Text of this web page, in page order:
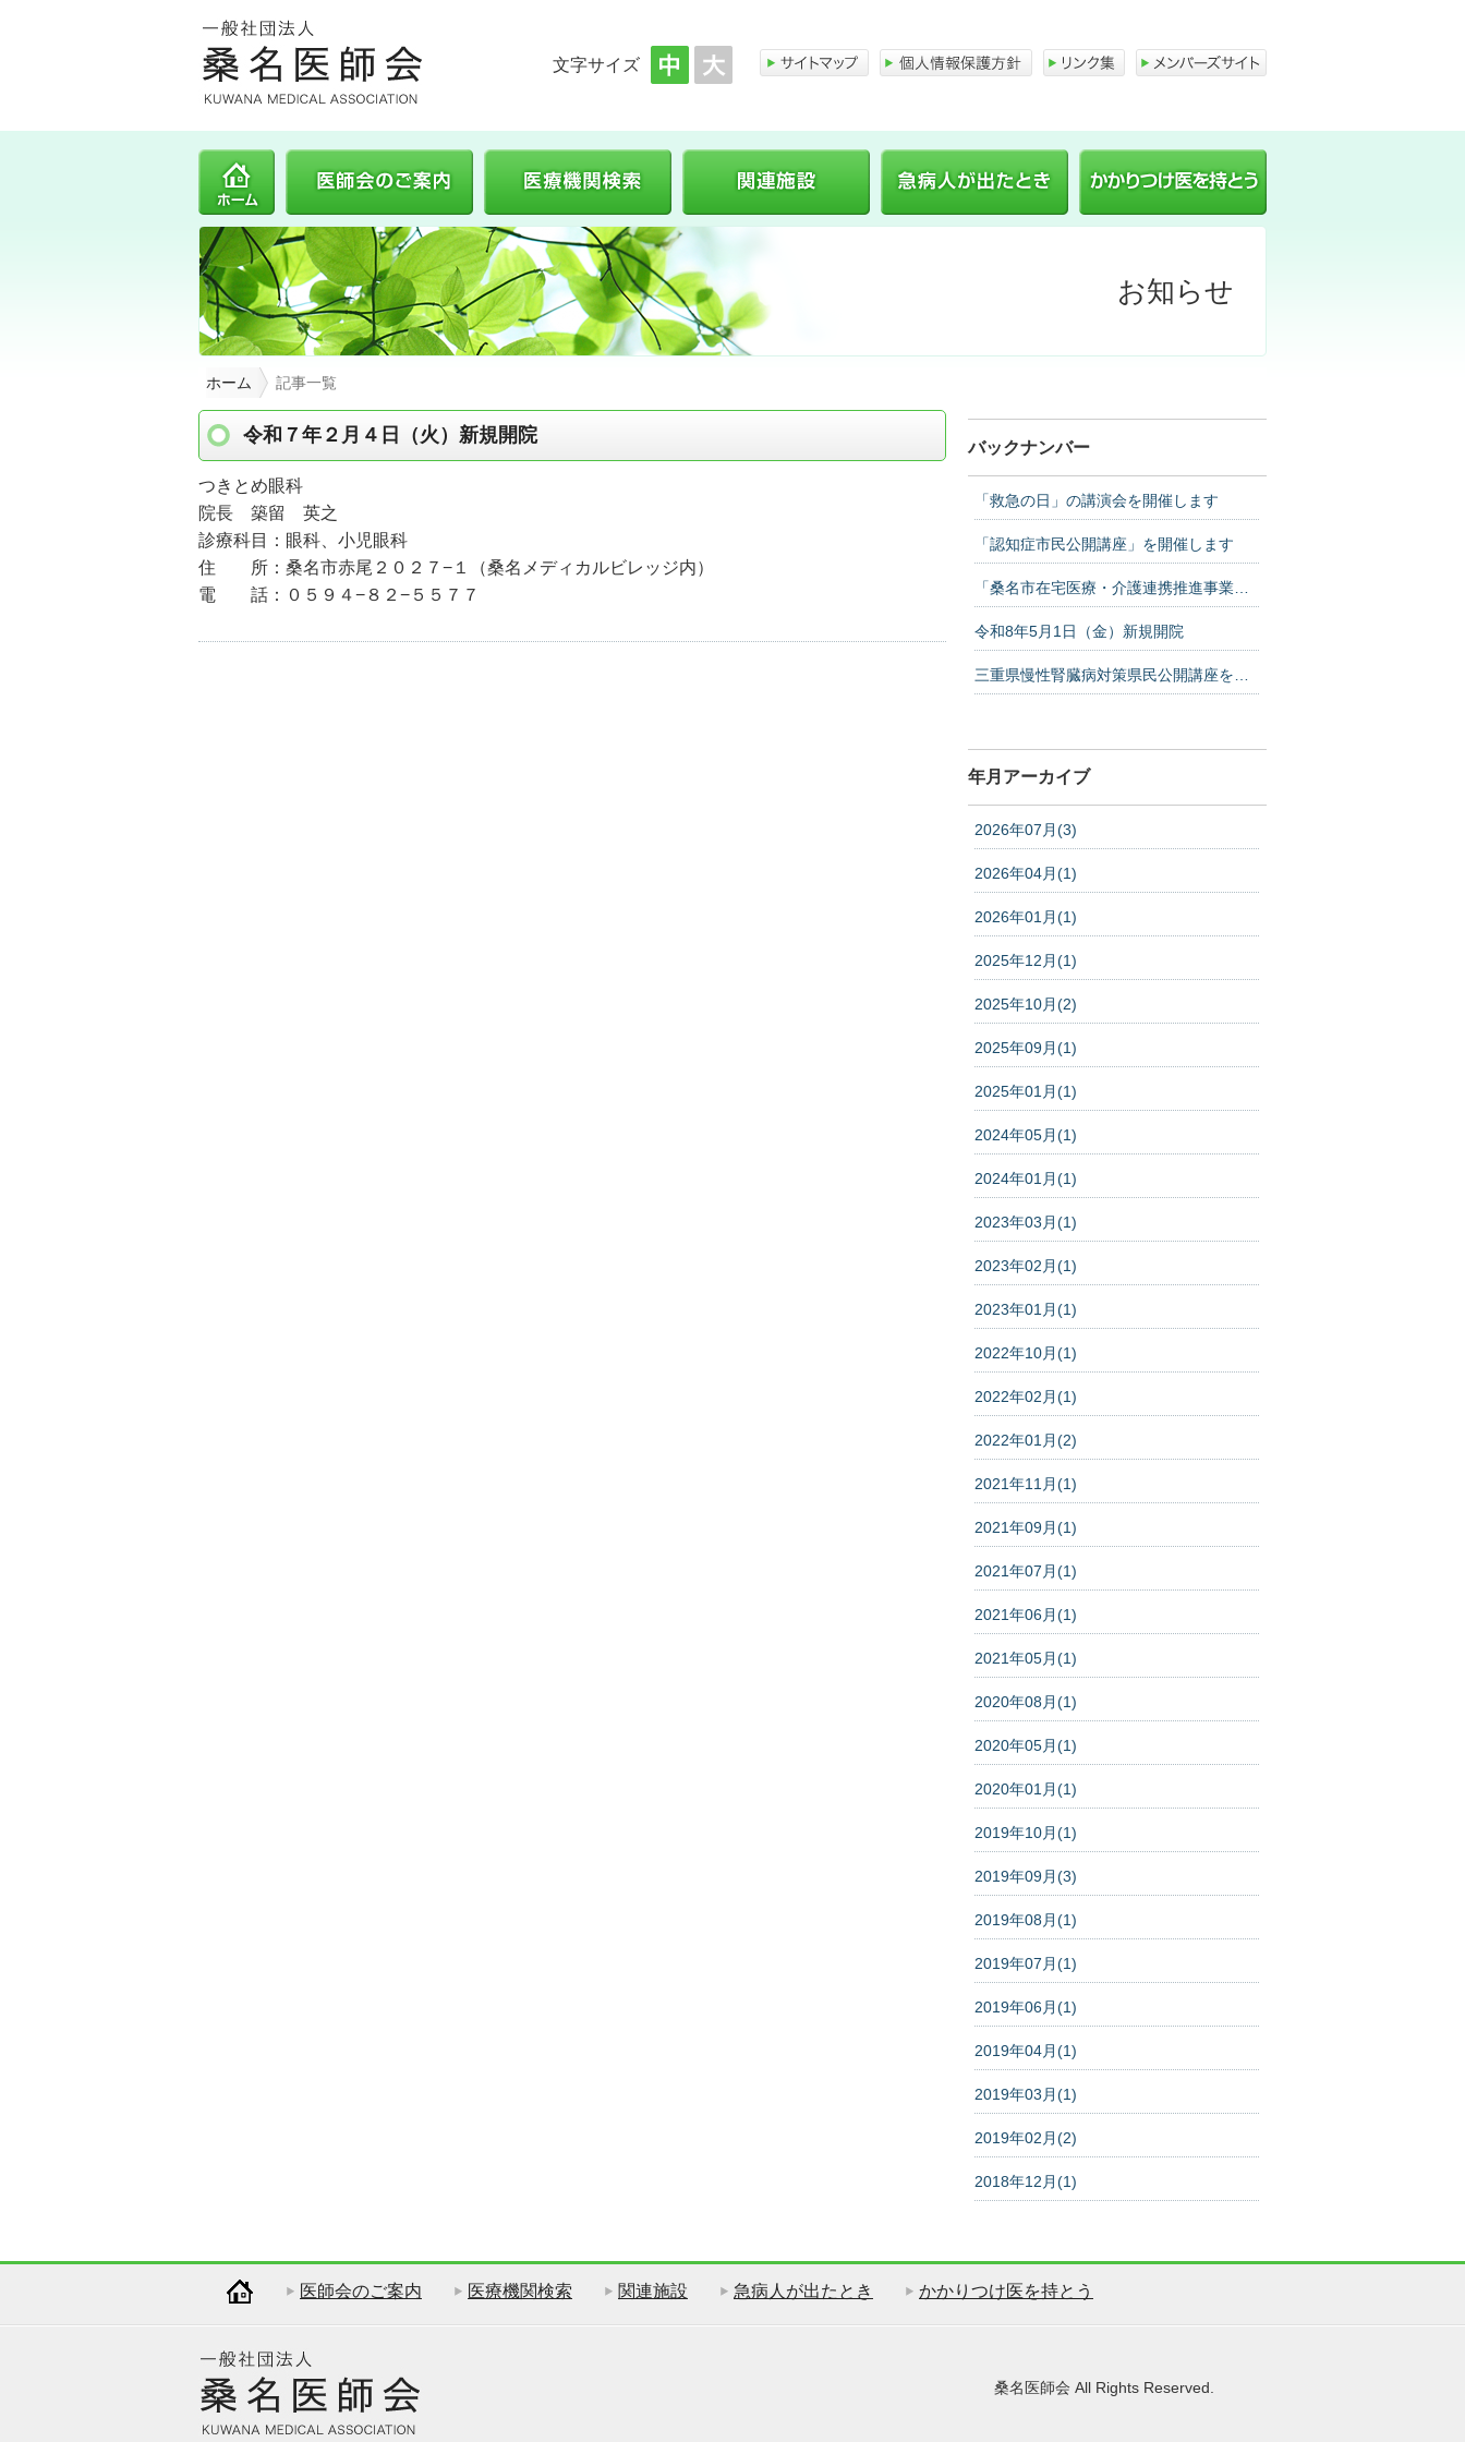
文字サイズ
お知らせ
ホーム 記事一覧
令和７年２月４日（火）新規開院
つきとめ眼科
院長 築留 英之
診療科目：眼科、小児眼科
住 所：桑名市赤尾２０２７−１（桑名メディカルビレッジ内）
電 話：０５９４−８２−５５７７
バックナンバー
「救急の日」の講演会を開催します
「認知症市民公開講座」を開催します
令和8年5月1日（金）新規開院
年月アーカイブ
2026年07月(3)
2026年04月(1)
2026年01月(1)
2025年12月(1)
2025年10月(2)
2025年09月(1)
2025年01月(1)
2024年05月(1)
2024年01月(1)
2023年03月(1)
2023年02月(1)
2023年01月(1)
2022年10月(1)
2022年02月(1)
2022年01月(2)
2021年11月(1)
2021年09月(1)
2021年07月(1)
2021年06月(1)
2021年05月(1)
2020年08月(1)
2020年05月(1)
2020年01月(1)
2019年10月(1)
2019年09月(3)
2019年08月(1)
2019年07月(1)
2019年06月(1)
2019年04月(1)
2019年03月(1)
2019年02月(2)
2018年12月(1)
医師会のご案内 医療機関検索 関連施設 急病人が出たとき かかりつけ医を持とう
桑名医師会 All Rights Reserved.